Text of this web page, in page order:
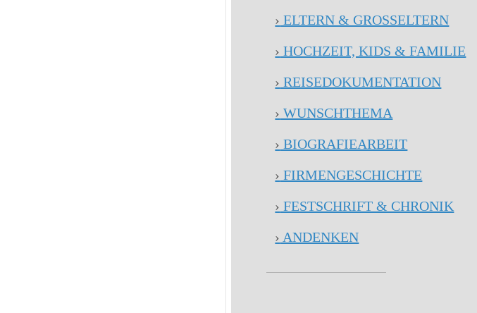
› ELTERN & GROSSELTERN
› HOCHZEIT, KIDS & FAMILIE
› REISEDOKUMENTATION
› WUNSCHTHEMA
› BIOGRAFIEARBEIT
› FIRMENGESCHICHTE
› FESTSCHRIFT & CHRONIK
› ANDENKEN